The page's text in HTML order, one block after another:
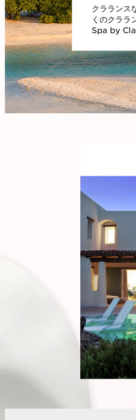
クラランス
くのクララ
Spa by